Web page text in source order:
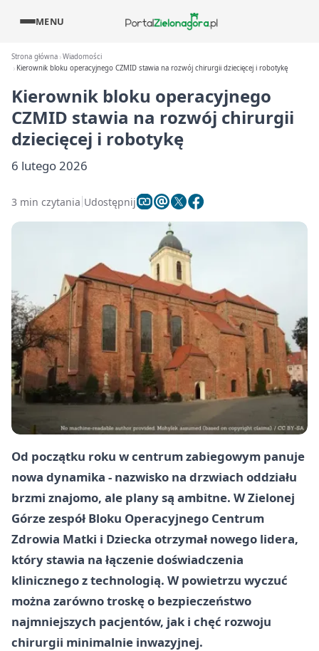
MENU
Strona główna Wiadomości
Kierownik bloku operacyjnego CZMID stawia na rozwój chirurgii dziecięcej i robotykę
Kierownik bloku operacyjnego
CZMID stawia na rozwój chirurgii
dziecięcej i robotykę
6 lutego 2026
3 min czytania Udostępnij
Od początku roku w centrum zabiegowym panuje
nowa dynamika - nazwisko na drzwiach oddziału
brzmi znajomo, ale plany są ambitne. WZielonej
Górzezespół Bloku Operacyjnego Centrum
Zdrowia Matki i Dziecka otrzymał nowego lidera,
który stawia na łączenie doświadczenia
klinicznego z technologią. W powietrzu wyczuć
można zarówno troskę o bezpieczeństwo
najmniejszych pacjentów, jak i chęć rozwoju
chirurgii minimalnie inwazyjnej.